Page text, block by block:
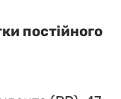
постійного